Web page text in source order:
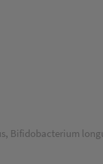
Bifidobacterium